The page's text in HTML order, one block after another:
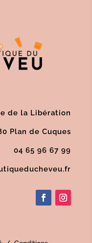
de la Libération
Plan de Cuques
04 65 96 67 99